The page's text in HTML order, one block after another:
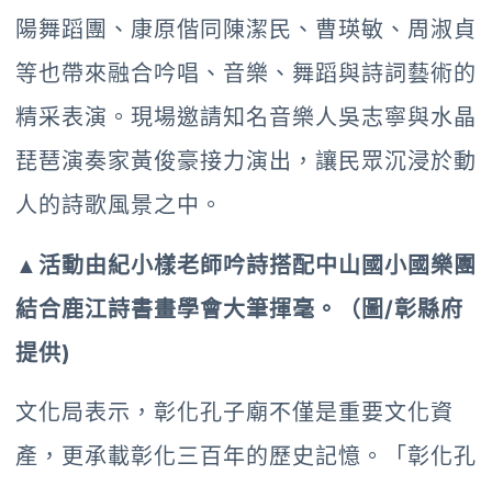
陽舞蹈團、康原偕同陳潔民、曹瑛敏、周淑貞
等也帶來融合吟唱、音樂、舞蹈與詩詞藝術的
精采表演。現場邀請知名音樂人吳志寧與水晶
琵琶演奏家黃俊豪接力演出，讓民眾沉浸於動
人的詩歌風景之中。
▲活動由紀小樣老師吟詩搭配中山國小國樂團
結合鹿江詩書畫學會大筆揮毫。（圖/彰縣府
提供)
文化局表示，彰化孔子廟不僅是重要文化資
產，更承載彰化三百年的歷史記憶。「彰化孔